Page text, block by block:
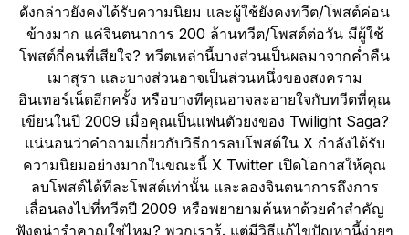
ดังกล่าวยังคงได้รับความนิยม และผู้ใช้ยังคงทวีต/โพสต์ค่อน
ข้างมาก แค่จินตนาการ 200 ล้านทวีต/โพสต์ต่อวัน มีผู้ใช้
โพสต์กี่คนที่เสียใจ? ทวีตเหล่านี้บางส่วนเป็นผลมาจากค่ำคืน
เมาสุรา และบางส่วนอาจเป็นส่วนหนึ่งของสงคราม
อินเทอร์เน็ตอีกครั้ง หรือบางทีคุณอาจละอายใจกับทวีตที่คุณ
เขียนในปี 2009 เมื่อคุณเป็นแฟนตัวยงของ Twilight Saga?
แน่นอนว่าคำถามเกี่ยวกับวิธีการลบโพสต์ใน X กำลังได้รับ
ความนิยมอย่างมากในขณะนี้ X Twitter เปิดโอกาสให้คุณ
ลบโพสต์ได้ทีละโพสต์เท่านั้น และลองจินตนาการถึงการ
เลื่อนลงไปที่ทวีตปี 2009 หรือพยายามค้นหาด้วยคำสำคัญ
ฟังดูน่ารำคาญใช่ไหม? พวกเรารู้. แต่มีวิธีแก้ไขปัญหานี้ง่ายๆ